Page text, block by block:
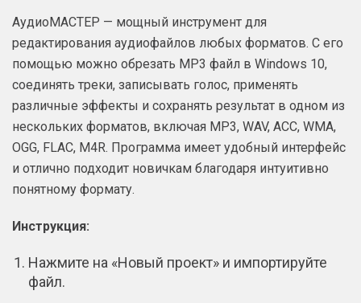
АудиоМАСТЕР — мощный инструмент для
редактирования аудиофайлов любых форматов. С его
помощью можно обрезать MP3 файл в Windows 10,
соединять треки, записывать голос, применять
различные эффекты и сохранять результат в одном из
нескольких форматов, включая MP3, WAV, ACC, WMA,
OGG, FLAC, M4R. Программа имеет удобный интерфейс
и отлично подходит новичкам благодаря интуитивно
понятному формату.
Инструкция:
Нажмите на «Новый проект» и импортируйте
файл.